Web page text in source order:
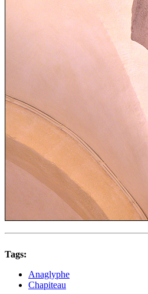
Tags:
Anaglyphe
Chapiteau